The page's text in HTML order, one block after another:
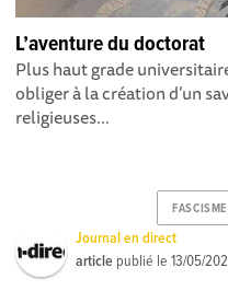
L’aventure du doctorat
Plus haut grade
obliger à la création d’un
religieuses...
FASCISME
Journal en direct
article publié le13/05/